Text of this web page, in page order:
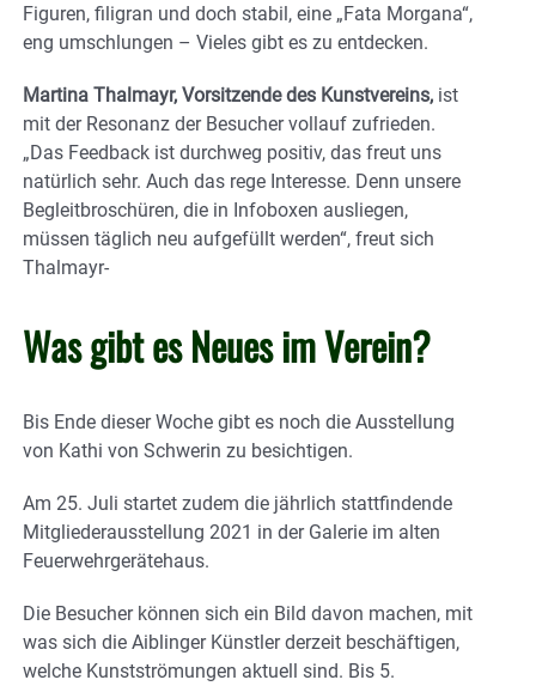
Figuren, filigran und doch stabil, eine „Fata Morgana“,
eng umschlungen – Vieles gibt es zu entdecken.
Martina Thalmayr, Vorsitzende des Kunstvereins, ist
mit der Resonanz der Besucher vollauf zufrieden.
„Das Feedback ist durchweg positiv, das freut uns
natürlich sehr. Auch das rege Interesse. Denn unsere
Begleitbroschüren, die in Infoboxen ausliegen,
müssen täglich neu aufgefüllt werden“, freut sich
Thalmayr-
Was gibt es Neues im Verein?
Bis Ende dieser Woche gibt es noch die Ausstellung
von Kathi von Schwerin zu besichtigen.
Am 25. Juli startet zudem die jährlich stattfindende
Mitgliederausstellung 2021 in der Galerie im alten
Feuerwehrgerätehaus.
Die Besucher können sich ein Bild davon machen, mit
was sich die Aiblinger Künstler derzeit beschäftigen,
welche Kunstströmungen aktuell sind. Bis 5.